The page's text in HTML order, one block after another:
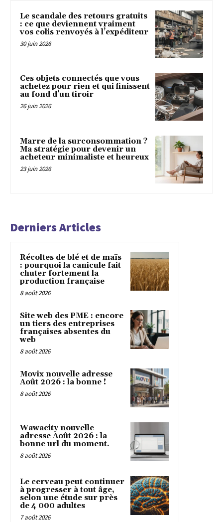
Le scandale des retours gratuits
: ce que deviennent vraiment
vos colis renvoyés à l’expéditeur
30 juin 2026
Ces objets connectés que vous
achetez pour rien et qui finissent
au fond d’un tiroir
26 juin 2026
Marre de la surconsommation ?
Ma stratégie pour devenir un
acheteur minimaliste et heureux
23 juin 2026
Derniers Articles
Récoltes de blé et de maïs
: pourquoi la canicule fait
chuter fortement la
production française
8 août 2026
Site web des PME : encore
un tiers des entreprises
françaises absentes du
web
8 août 2026
Movix nouvelle adresse
Août 2026 : la bonne !
8 août 2026
Wawacity nouvelle
adresse Août 2026 : la
bonne url du moment.
8 août 2026
Le cerveau peut continuer
à progresser à tout âge,
selon une étude sur près
de 4 000 adultes
7 août 2026